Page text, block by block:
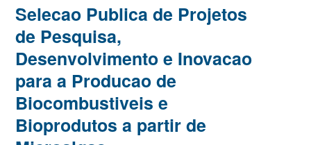
Selecao Publica de Projetos
de Pesquisa,
Desenvolvimento e Inovacao
para a Producao de
Biocombustiveis e
Bioprodutos a partir de